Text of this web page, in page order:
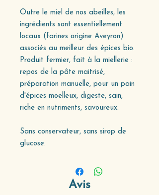
Outre le miel de nos abeilles, les
ingrédients sont essentiellement
locaux (farines origine Aveyron)
associés au meilleur des épices bio.
Produit fermier, fait à la miellerie :
repos de la pâte maitrisé,
préparation manuelle, pour un pain
d'épices moelleux, digeste, sain,
riche en nutriments, savoureux.
Sans conservateur, sans sirop de
glucose.
Avis